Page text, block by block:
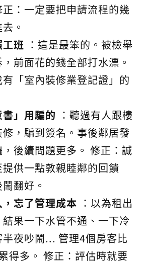
：一定要把申請流程的幾
。
班 ：這是最笨的。被檢舉
前面花的錢全部打水漂。
「室內裝修業登記證」的
書」用騙的 ：聽過有人跟樓
，騙到簽名。事後鄰居發
後續問題更多。 修正：誠
供一點敦親睦鄰的回饋
翻好。
忘了管理成本 ：以為租出
果一下水管不通、一下冷
夜吵鬧... 管理4個房客比
得多。 修正：評估時就要